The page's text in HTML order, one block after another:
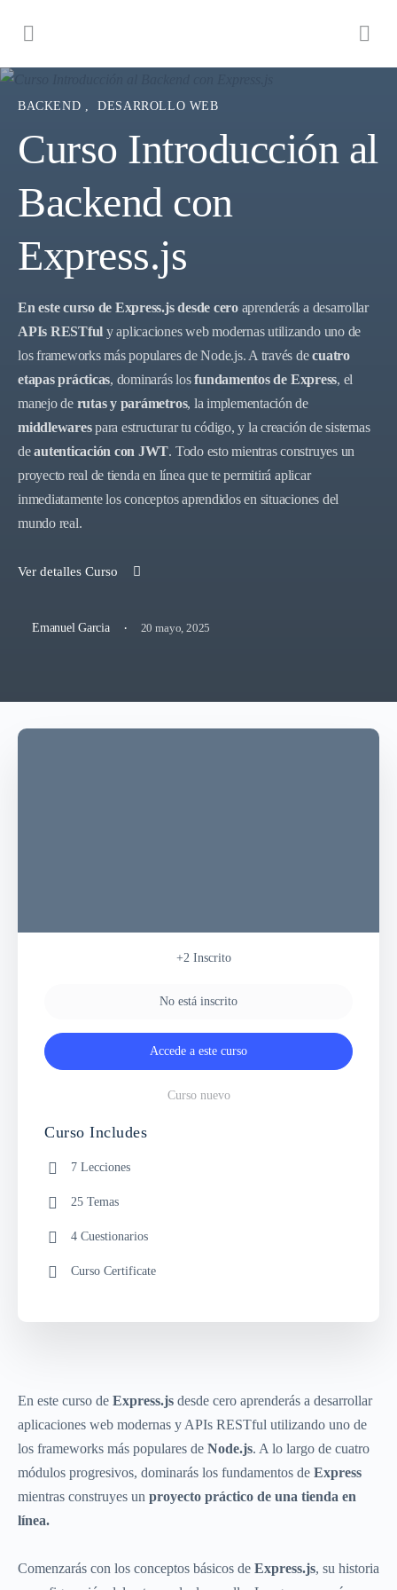
BACKEND , DESARROLLO WEB
Curso Introducción al
Backend con
Express.js
En este curso de Express.js desde ceroaprenderás a desarrollar
APIs RESTful y aplicaciones web modernas utilizando uno de
los frameworks más populares de Node.js. A través decuatro
etapas prácticas, dominarás losfundamentos de Express, el
manejo de rutas y parámetros, la implementación de
middlewarespara estructurar tu código, y la creación de sistemas
deautenticación con JWT. Todo esto mientras construyes un
proyecto real de tienda en línea que te permitirá aplicar
inmediatamente los conceptos aprendidos en situaciones del
mundo real.
Ver detalles Curso
Emanuel Garcia · 20 mayo, 2025
En este curso de Express.js desde cero aprenderás a desarrollar
aplicaciones web modernas y APIs RESTful utilizando uno de
los frameworks más populares de Node.js. A lo largo de cuatro
módulos progresivos, dominarás los fundamentos de Express
mientras construyes un proyecto práctico de una tienda en
línea.
Comenzarás con los conceptos básicos de Express.js, su historia
+2 Inscrito
No está inscrito
Accede a este curso
Curso nuevo
Curso Includes
7 Lecciones
25 Temas
4 Cuestionarios
Curso Certificate